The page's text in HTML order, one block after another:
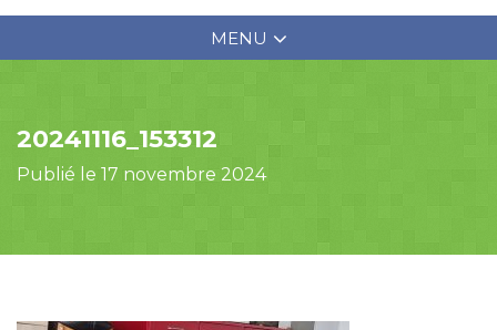
MENU
20241116_153312
Publié le 17 novembre 2024